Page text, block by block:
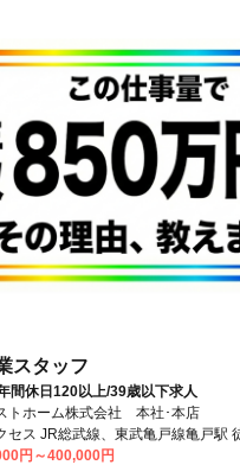
スタッフ
間休日120以上/39歳以下求人
トホーム株式会社 本社･本店
セス JR総武線、東武亀戸線亀戸駅
円～400,000円